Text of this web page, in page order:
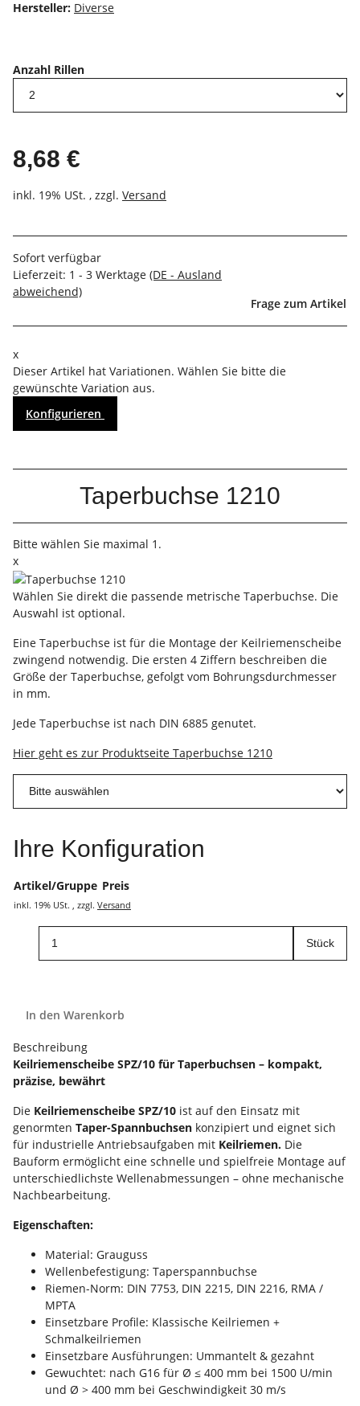
Hersteller: Diverse
Anzahl Rillen
8,68 €
inkl. 19% USt. , zzgl. Versand
Sofort verfügbar
Lieferzeit: 1 - 3 Werktage (DE - Ausland
abweichend)
Frage zum Artikel
x
Dieser Artikel hat Variationen. Wählen Sie bitte die
gewünschte Variation aus.
Konfigurieren
Taperbuchse 1210
Bitte wählen Sie maximal 1.
x
Wählen Sie direkt die passende metrische Taperbuchse. Die
Auswahl ist optional.
Eine Taperbuchse ist für die Montage der Keilriemenscheibe
zwingend notwendig. Die ersten 4 Ziffern beschreiben die
Größe der Taperbuchse, gefolgt vom Bohrungsdurchmesser
in mm.
Jede Taperbuchse ist nach DIN 6885 genutet.
Hier geht es zur Produktseite Taperbuchse 1210
Ihre Konfiguration
Artikel/Gruppe Preis
inkl. 19% USt. , zzgl. Versand
Stück
In den Warenkorb
Beschreibung
Keilriemenscheibe SPZ/10 für Taperbuchsen – kompakt,
präzise, bewährt
Die Keilriemenscheibe SPZ/10 ist auf den Einsatz mit
genormten Taper-Spannbuchsen konzipiert und eignet sich
für industrielle Antriebsaufgaben mit Keilriemen. Die
Bauform ermöglicht eine schnelle und spielfreie Montage auf
unterschiedlichste Wellenabmessungen – ohne mechanische
Nachbearbeitung.
Eigenschaften:
Material: Grauguss
Wellenbefestigung: Taperspannbuchse
Riemen-Norm: DIN 7753, DIN 2215, DIN 2216, RMA /
MPTA
Einsetzbare Profile: Klassische Keilriemen +
Schmalkeilriemen
Einsetzbare Ausführungen: Ummantelt & gezahnt
Gewuchtet: nach G16 für Ø ≤ 400 mm bei 1500 U/min
und Ø > 400 mm bei Geschwindigkeit 30 m/s